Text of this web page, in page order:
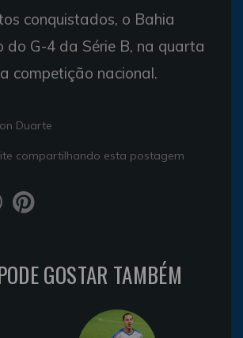
conquistados, o Bahia
do G-4 da Série B, na quarta
competição nacional.
Duarte
compartilhando esta postagem
GOSTAR TAMBÉM